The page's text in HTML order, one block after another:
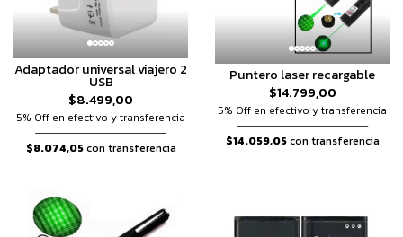
Adaptador universal viajero 2
USB
$8.499,00
5% Off en efectivo y transferencia
$8.074,05con transferencia
Puntero laser recargable
$14.799,00
5% Off en efectivo y transferencia
$14.059,05con transferencia